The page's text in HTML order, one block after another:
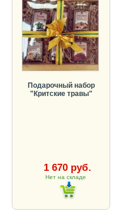
Подарочный набор
"Критские травы"
1 670 руб.
Нет на складе